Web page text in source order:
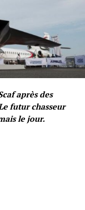
après des
futur chasseur
le jour.